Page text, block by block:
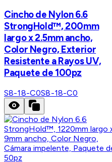
Cincho de Nylon 6.6
StrongHold™, 200mm
largo x 2.5mm ancho,
Color Negro, Exterior
Resistente a Rayos UV,
Paquete de 100pz
S8-18-C0S8-18-C0